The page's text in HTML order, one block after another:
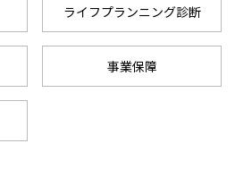
ライフプランニング診断
事業保障